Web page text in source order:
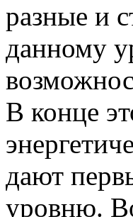
разные и
данному
В конце
дают
уровню.